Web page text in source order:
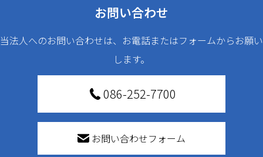
お問い合わせ
当法人へのお問い合わせは、お電話またはフォームからお願い
します。
086-252-7700
お問い合わせフォーム